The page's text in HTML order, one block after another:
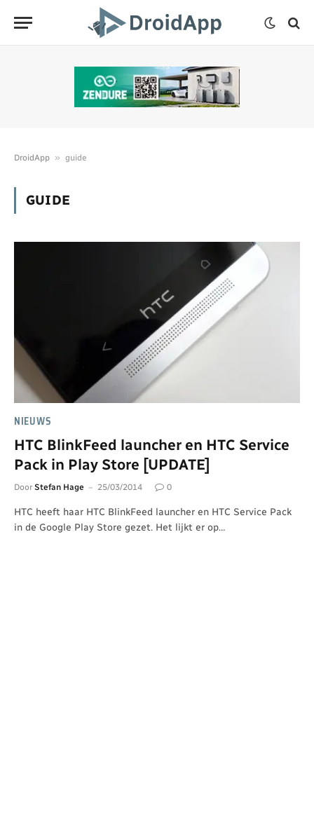
DroidApp » guide
GUIDE
NIEUWS
HTC BlinkFeed launcher en HTC Service
Pack in Play Store [UPDATE]
Door Stefan Hage 25/03/2014 0
HTC heeft haar HTC BlinkFeed launcher en HTC Service Pack
in de Google Play Store gezet. Het lijkt er op…